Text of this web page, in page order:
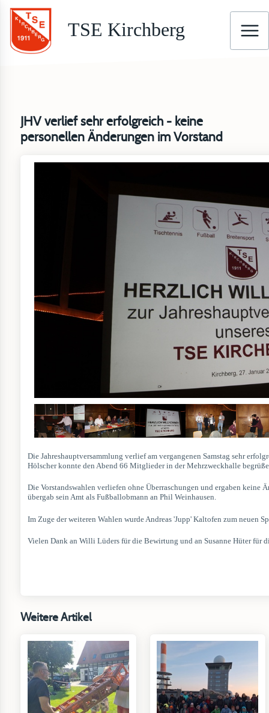
TSE Kirchberg
JHV verlief sehr erfolgreich - keine
personellen Änderungen im Vorstand
Die Jahreshauptversammlung verlief am vergangenen Samstag sehr
Hölscher konnte den Abend 66 Mitglieder in der Mehrzweckhalle
Die Vorstandswahlen verliefen ohne Überraschungen und ergaben keine
übergab sein Amt als Fußballobmann an Phil Weinhausen.
Im Zuge der weiteren Wahlen wurde Andreas 'Jupp' Kaltofen zum neuen
Vielen Dank an Willi Lüders für die Bewirtung und an Susanne Hüter für
Weitere Artikel